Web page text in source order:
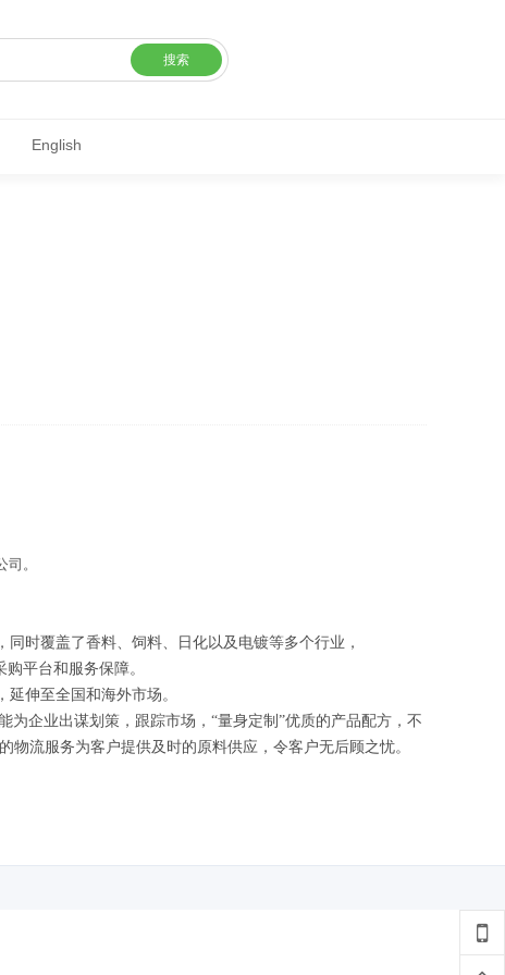
搜索
English
。
时覆盖了香料、饲料、日化以及电镀等多个行业，
平台和服务保障。
伸至全国和海外市场。
企业出谋划策，跟踪市场，“量身定制”优质的产品配方，不
流服务为客户提供及时的原料供应，令客户无后顾之忧。